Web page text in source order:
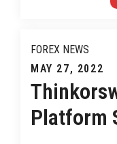
FOREX NEWS
Posted
on
MAY 27, 2022
Platform